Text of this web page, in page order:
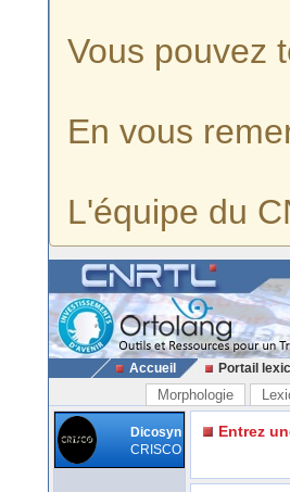
Vous pouvez
En vous
L'équipe du
Accueil Portail
Morphologie
Dicosyn
CRISCO
Entrez